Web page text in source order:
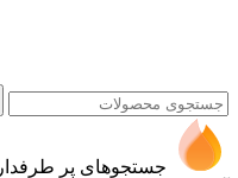
جستجوهای پر طرفدار